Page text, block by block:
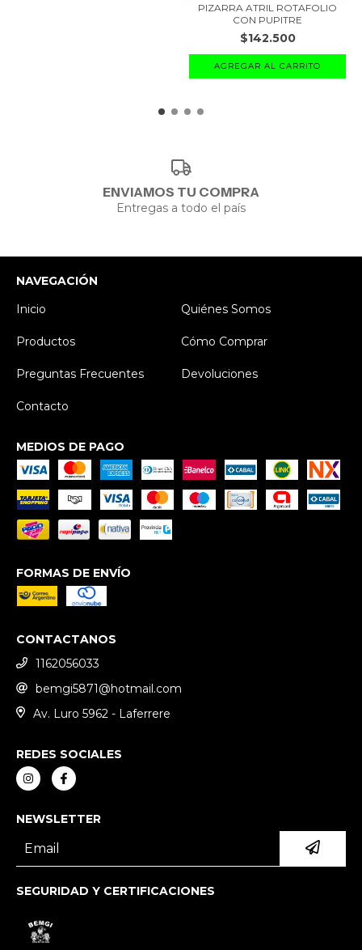
PIZARRA ATRIL ROTAFOLIO
CON PUPITRE
$142.500
ENVIAMOS TU COMPRA
Entregas a todo el país
NAVEGACIÓN
Inicio
Quiénes Somos
Productos Cómo Comprar
Preguntas Frecuentes Devoluciones
Contacto
MEDIOS DE PAGO
FORMAS DE ENVÍO
CONTACTANOS
1162056033
bemgi5871@hotmail.com
Av. Luro 5962 - Laferrere
REDES SOCIALES
NEWSLETTER
SEGURIDAD Y CERTIFICACIONES